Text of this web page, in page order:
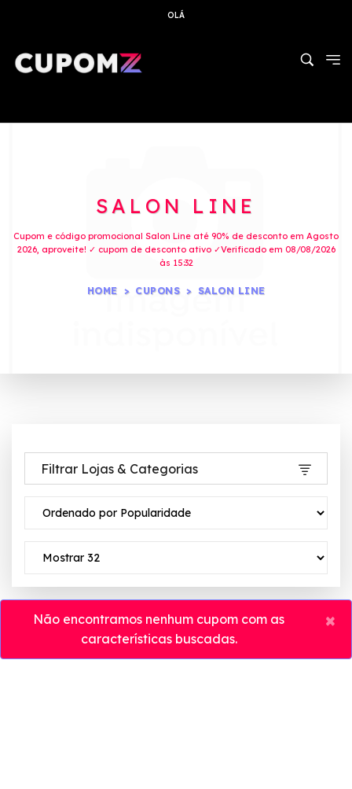
OLÁ
SALON LINE
Cupom e código promocional Salon Line até 90% de desconto em Agosto
2026, aproveite! ✓ cupom de desconto ativo ✓Verificado em 08/08/2026
às 15:32
HOME CUPONS SALON LINE
Filtrar Lojas & Categorias
Não encontramos nenhum cupom com as
características buscadas.
×